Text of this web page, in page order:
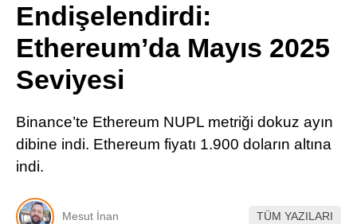
Endişelendirdi:
Ethereum’da Mayıs 2025
Seviyesi
Binance’te Ethereum NUPL metriği dokuz ayın
dibine indi. Ethereum fiyatı 1.900 doların altına
indi.
Mesut İnan TÜM YAZILARI